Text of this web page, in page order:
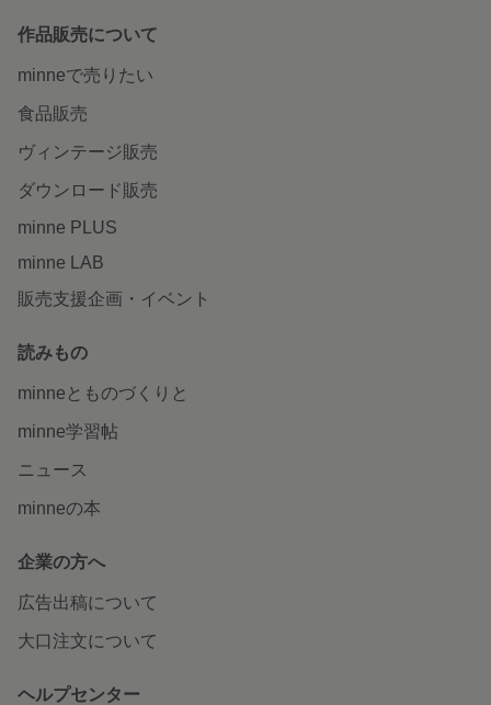
作品販売について
minneで売りたい
食品販売
ヴィンテージ販売
ダウンロード販売
minne PLUS
minne LAB
販売支援企画・イベント
読みもの
minneとものづくりと
minne学習帖
ニュース
minneの本
企業の方へ
広告出稿について
大口注文について
ヘルプセンター